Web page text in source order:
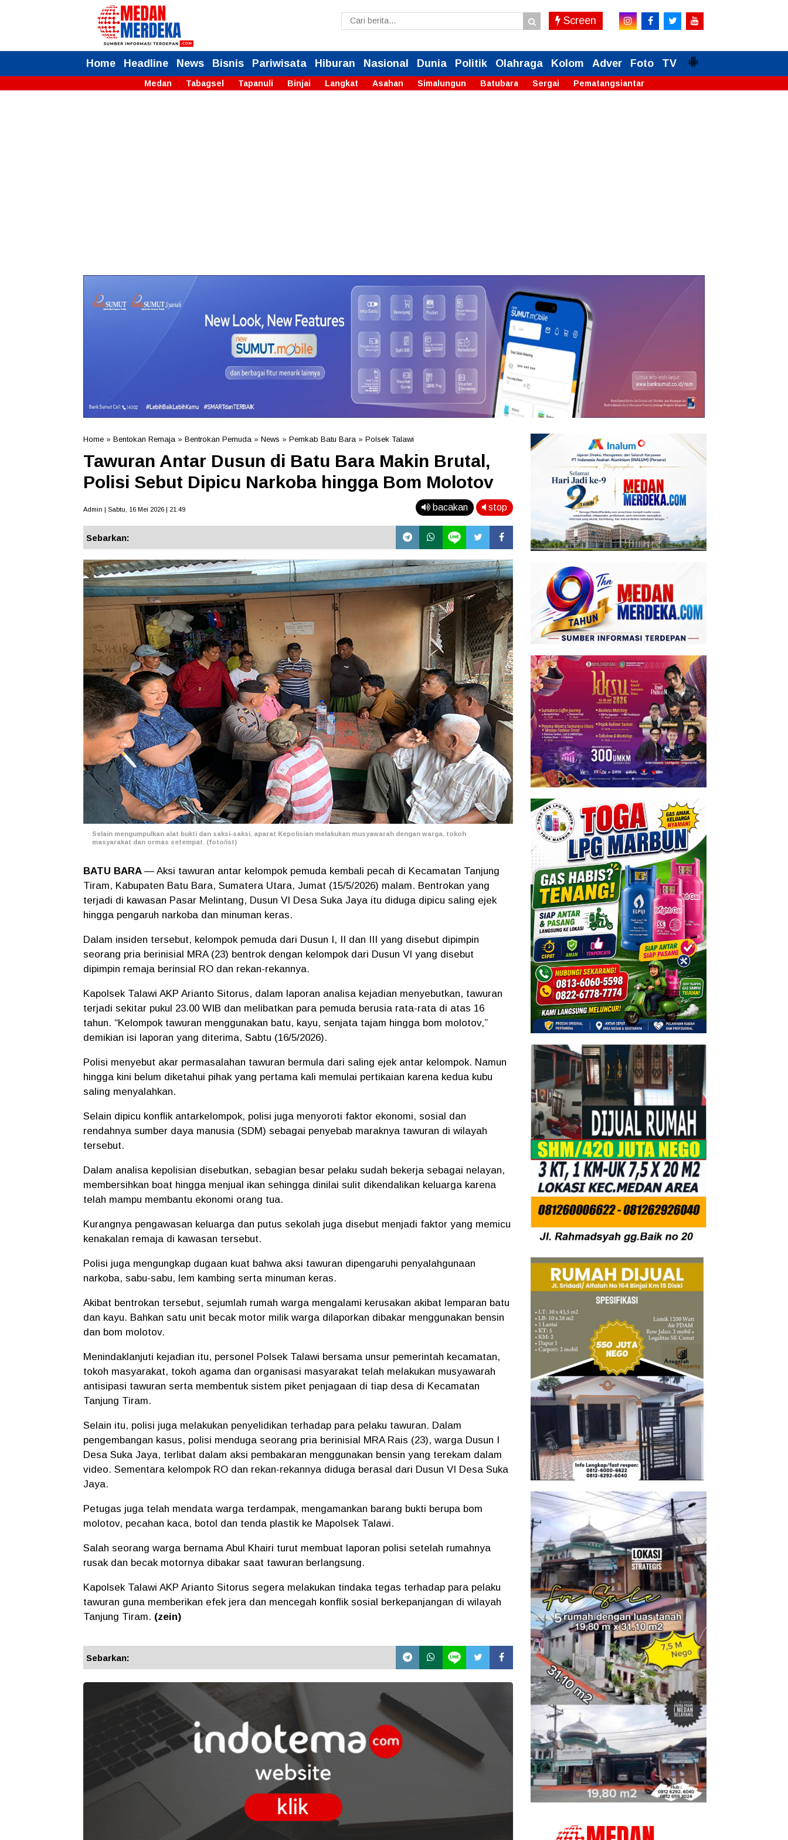
Screen
Home Headline News Bisnis Pariwisata Hiburan Nasional Dunia Politik Olahraga Kolom Adver Foto TV
Medan Tabagsel Tapanuli Binjai Langkat Asahan Simalungun Batubara Sergai Pematangsiantar
Home » Bentokan Remaja » Bentrokan Pemuda » News » Pemkab Batu Bara » Polsek Talawi
Tawuran Antar Dusun di Batu Bara Makin Brutal,
Polisi Sebut Dipicu Narkoba hingga Bom Molotov
Admin | Sabtu, 16 Mei 2026 | 21.49 bacakan stop
Sebarkan:
Selain mengumpulkan alat bukti dan saksi-saksi, aparat Kepolisian melakukan musyawarah dengan warga, tokoh
masyarakat dan ormas setempat. (foto/ist)
BATU BARA — Aksi tawuran antar kelompok pemuda kembali pecah di Kecamatan Tanjung
Tiram, Kabupaten Batu Bara, Sumatera Utara, Jumat (15/5/2026) malam. Bentrokan yang
terjadi di kawasan Pasar Melintang, Dusun VI Desa Suka Jaya itu diduga dipicu saling ejek
hingga pengaruh narkoba dan minuman keras.
Dalam insiden tersebut, kelompok pemuda dari Dusun I, II dan III yang disebut dipimpin
seorang pria berinisial MRA (23) bentrok dengan kelompok dari Dusun VI yang disebut
dipimpin remaja berinsial RO dan rekan-rekannya.
Kapolsek Talawi AKP Arianto Sitorus, dalam laporan analisa kejadian menyebutkan, tawuran
terjadi sekitar pukul 23.00 WIB dan melibatkan para pemuda berusia rata-rata di atas 16
tahun. “Kelompok tawuran menggunakan batu, kayu, senjata tajam hingga bom molotov,”
demikian isi laporan yang diterima, Sabtu (16/5/2026).
Polisi menyebut akar permasalahan tawuran bermula dari saling ejek antar kelompok. Namun
hingga kini belum diketahui pihak yang pertama kali memulai pertikaian karena kedua kubu
saling menyalahkan.
Selain dipicu konflik antarkelompok, polisi juga menyoroti faktor ekonomi, sosial dan
rendahnya sumber daya manusia (SDM) sebagai penyebab maraknya tawuran di wilayah
tersebut.
Dalam analisa kepolisian disebutkan, sebagian besar pelaku sudah bekerja sebagai nelayan,
membersihkan boat hingga menjual ikan sehingga dinilai sulit dikendalikan keluarga karena
telah mampu membantu ekonomi orang tua.
Kurangnya pengawasan keluarga dan putus sekolah juga disebut menjadi faktor yang memicu
kenakalan remaja di kawasan tersebut.
Polisi juga mengungkap dugaan kuat bahwa aksi tawuran dipengaruhi penyalahgunaan
narkoba, sabu-sabu, lem kambing serta minuman keras.
Akibat bentrokan tersebut, sejumlah rumah warga mengalami kerusakan akibat lemparan batu
dan kayu. Bahkan satu unit becak motor milik warga dilaporkan dibakar menggunakan bensin
dan bom molotov.
Menindaklanjuti kejadian itu, personel Polsek Talawi bersama unsur pemerintah kecamatan,
tokoh masyarakat, tokoh agama dan organisasi masyarakat telah melakukan musyawarah
antisipasi tawuran serta membentuk sistem piket penjagaan di tiap desa di Kecamatan
Tanjung Tiram.
Selain itu, polisi juga melakukan penyelidikan terhadap para pelaku tawuran. Dalam
pengembangan kasus, polisi menduga seorang pria berinisial MRA Rais (23), warga Dusun I
Desa Suka Jaya, terlibat dalam aksi pembakaran menggunakan bensin yang terekam dalam
video. Sementara kelompok RO dan rekan-rekannya diduga berasal dari Dusun VI Desa Suka
Jaya.
Petugas juga telah mendata warga terdampak, mengamankan barang bukti berupa bom
molotov, pecahan kaca, botol dan tenda plastik ke Mapolsek Talawi.
Salah seorang warga bernama Abul Khairi turut membuat laporan polisi setelah rumahnya
rusak dan becak motornya dibakar saat tawuran berlangsung.
Kapolsek Talawi AKP Arianto Sitorus segera melakukan tindaka tegas terhadap para pelaku
tawuran guna memberikan efek jera dan mencegah konflik sosial berkepanjangan di wilayah
Tanjung Tiram. (zein)
Sebarkan: